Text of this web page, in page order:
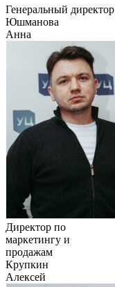
Генеральный директор
Юшманова
Анна
Директор по
маркетингу и
продажам
Крупкин
Алексей